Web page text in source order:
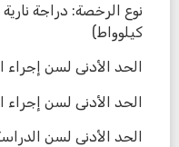
كيلوواط)
الحد الأدنى لسن إجراء
الحد الأدنى لسن إجراء
الحد الأدنى لسن الدراسة: